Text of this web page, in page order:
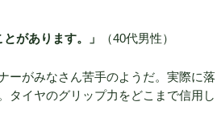
があります。」 （40代男性）
ーがみなさん苦手のようだ。実際に落
タイヤのグリップ力をどこまで信用し